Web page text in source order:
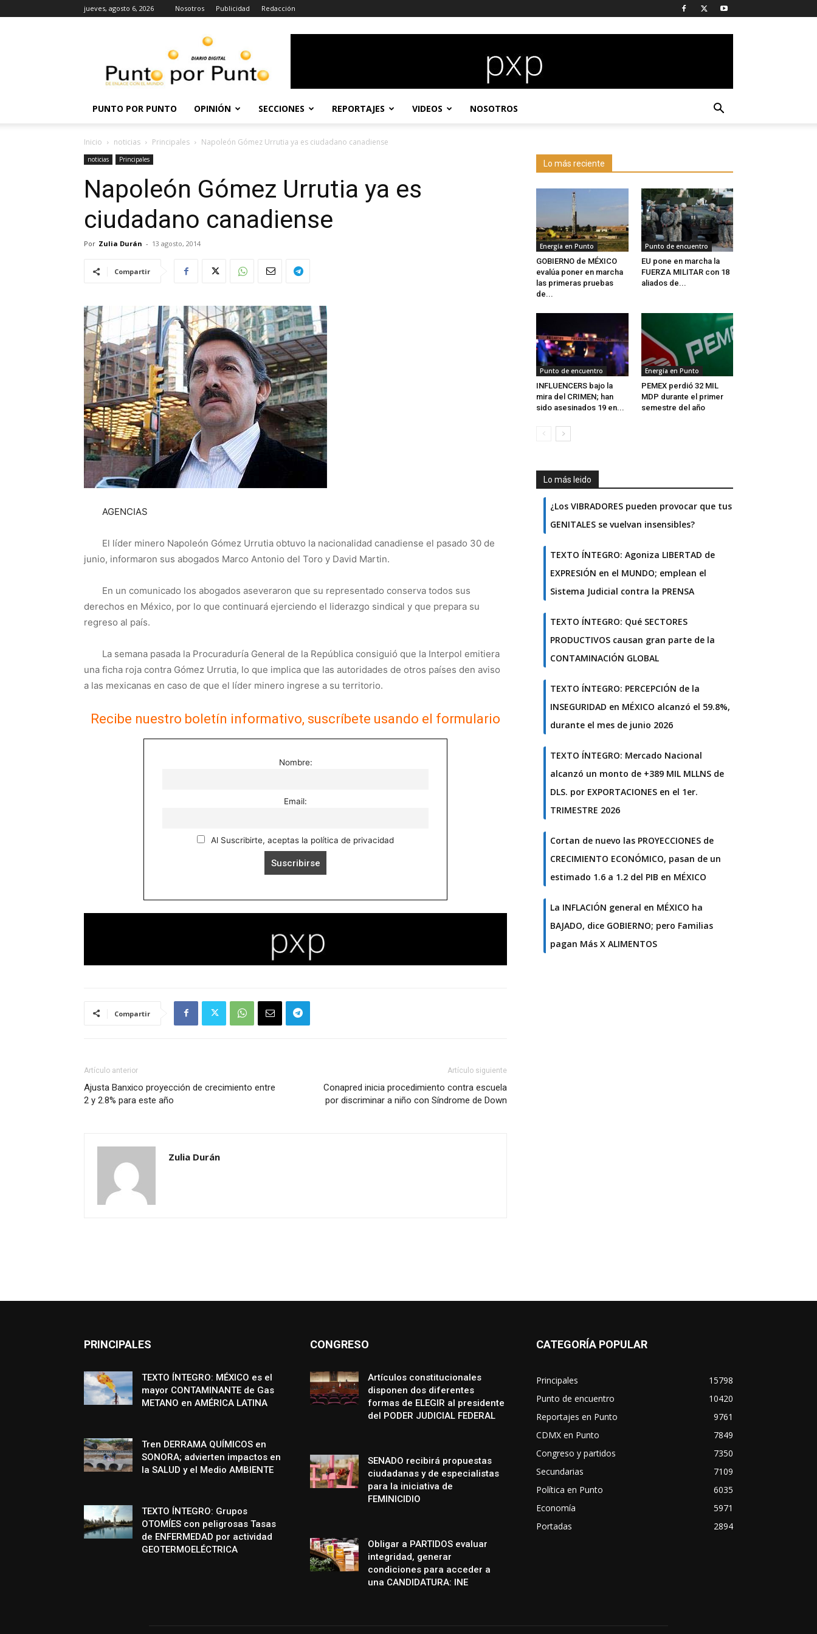
jueves, agosto 6, 2026 Nosotros Publicidad Redacción
Punto
PUNTO POR PUNTO OPINIÓN SECCIONES REPORTAJES VIDEOS NOSOTROS
Inicio noticias Principales Napoleón Gómez Urrutia ya es ciudadano canadiense
noticias Principales
Napoleón Gómez Urrutia ya es
ciudadano canadiense
Por Zulia Durán - 13 agosto, 2014
Compartir
AGENCIAS
El líder minero Napoleón Gómez Urrutia obtuvo la nacionalidad canadiense el pasado 30 de
junio, informaron sus abogados Marco Antonio del Toro y David Martin.
En un comunicado los abogados aseveraron que su representado conserva todos sus
derechos en México, por lo que continuará ejerciendo el liderazgo sindical y que prepara su
regreso al país.
La semana pasada la Procuraduría General de la República consiguió que la Interpol emitiera
una ficha roja contra Gómez Urrutia, lo que implica que las autoridades de otros países den aviso
a las mexicanas en caso de que el líder minero ingrese a su territorio.
Recibe nuestro boletín informativo, suscríbete usando el formulario
Nombre:
Email:
Al Suscribirte, aceptas la política de privacidad
Compartir
Artículo anterior
Ajusta Banxico proyección de crecimiento entre
2 y 2.8% para este año
Artículo siguiente
Conapred inicia procedimiento contra escuela
por discriminar a niño con Síndrome de Down
Zulia Durán
Lo más reciente
Energía en Punto
GOBIERNO de MÉXICO
evalúa poner en marcha
las primeras pruebas
de...
Punto de encuentro
EU pone en marcha la
FUERZA MILITAR con 18
aliados de...
Punto de encuentro
INFLUENCERS bajo la
mira del CRIMEN; han
sido asesinados 19 en...
Energía en Punto
PEMEX perdió 32 MIL
MDP durante el primer
semestre del año
Lo más leido
¿Los VIBRADORES pueden provocar que tus
GENITALES se vuelvan insensibles?
TEXTO ÍNTEGRO: Agoniza LIBERTAD de
EXPRESIÓN en el MUNDO; emplean el
Sistema Judicial contra la PRENSA
TEXTO ÍNTEGRO: Qué SECTORES
PRODUCTIVOS causan gran parte de la
CONTAMINACIÓN GLOBAL
TEXTO ÍNTEGRO: PERCEPCIÓN de la
INSEGURIDAD en MÉXICO alcanzó el 59.8%,
durante el mes de junio 2026
TEXTO ÍNTEGRO: Mercado Nacional
alcanzó un monto de +389 MIL MLLNS de
DLS. por EXPORTACIONES en el 1er.
TRIMESTRE 2026
Cortan de nuevo las PROYECCIONES de
CRECIMIENTO ECONÓMICO, pasan de un
estimado 1.6 a 1.2 del PIB en MÉXICO
La INFLACIÓN general en MÉXICO ha
BAJADO, dice GOBIERNO; pero Familias
pagan Más X ALIMENTOS
PRINCIPALES
TEXTO ÍNTEGRO: MÉXICO es el
mayor CONTAMINANTE de Gas
METANO en AMÉRICA LATINA
Tren DERRAMA QUÍMICOS en
SONORA; advierten impactos en
la SALUD y el Medio AMBIENTE
TEXTO ÍNTEGRO: Grupos
OTOMÍES con peligrosas Tasas
de ENFERMEDAD por actividad
GEOTERMOELÉCTRICA
CONGRESO
Artículos constitucionales
disponen dos diferentes
formas de ELEGIR al presidente
del PODER JUDICIAL FEDERAL
SENADO recibirá propuestas
ciudadanas y de especialistas
para la iniciativa de
FEMINICIDIO
Obligar a PARTIDOS evaluar
integridad, generar
condiciones para acceder a
una CANDIDATURA: INE
CATEGORÍA POPULAR
Principales
15798
Punto de encuentro
10420
Reportajes en Punto
9761
CDMX en Punto
7849
Congreso y partidos
7350
Secundarias
7109
Política en Punto
6035
Economía
5971
Portadas
2894